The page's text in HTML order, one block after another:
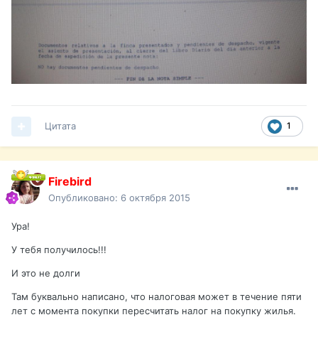
1
Цитата
Firebird
Опубликовано: 6 октября 2015
Ура!
У тебя получилось!!!
И это не долги
Там буквально написано, что налоговая может в течение пяти
лет с момента покупки пересчитать налог на покупку жилья.